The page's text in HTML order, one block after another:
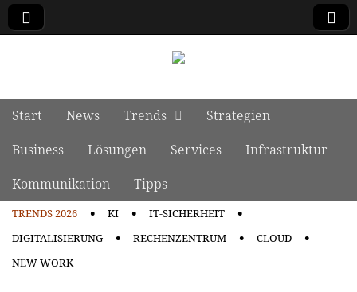
Main menu
Skip to content
Start News Trends
Strategien
Business
Lösungen Services
Infrastruktur
Kommunikation
Tipps
TRENDS 2026 KI
IT-SICHERHEIT
DIGITALISIERUNG
RECHENZENTRUM
CLOUD
NEW WORK